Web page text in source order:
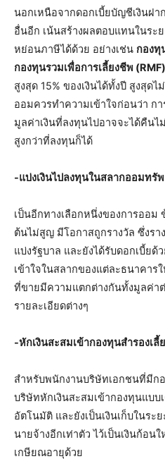
นอกเหนือจากดอกเบี้ยบัญชีเงินฝา
อื่นอีก เน้นสร้างผลตอบแทนในระ
หย่อนภาษีได้ด้วย อย่างเช่น กองทุ
กองทุนรวมเพื่อการเลี้ยงชีพ (RMF)
สูงสุด 15% ของเงินได้ทั้งปี สูงสุด
ออมควรทำความเข้าใจก่อนว่า ก
มูลค่าเงินที่ลงทุนไปอาจจะได้คืน
สูงกว่าที่ลงทุนก็ได้
-แบ่งเงินไปลงทุนในสลากออมทรั
เป็นอีกทางเลือกหนึ่งของการออม
ต้นไม่สูญ มีโอกาสถูกรางวัล ซึ่งร
แบ่งรัฐบาล และยังได้รับดอกเบี้ย
เข้าใจในสลากของแต่ละธนาคาร
ที่ขายมีความแตกต่างกันทั้งมูลค่า
รายละเอียดต่างๆ
-หักเงินสะสมเข้ากองทุนสำรองเ
สำหรับพนักงานบริษัทเอกชนที่มีก
บริษัทหักเงินสะสมเข้ากองทุนแบบ
อัตโนมัติ และยังเป็นเงินเก็บในระ
นายจ้างอีกเท่าตัว ไว้เป็นเงินก้อน
เกษียณอายุด้วย